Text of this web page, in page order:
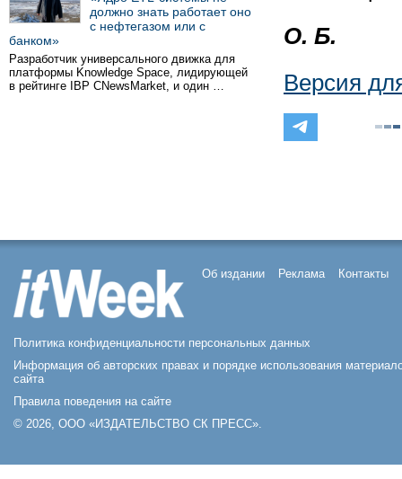
должно знать работает оно
с нефтегазом или с
банком»
Разработчик универсального движка для
платформы Knowledge Space, лидирующей
в рейтинге IBP CNewsMarket, и один …
О. Б.
Версия
Об издании Реклама Контакты
Политика конфиденциальности персональных данных
Информация об авторских правах и порядке использования
сайта
Правила поведения на сайте
© 2026, ООО «ИЗДАТЕЛЬСТВО СК ПРЕСС».